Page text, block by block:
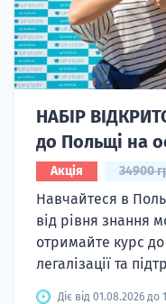
НАБІР
до Польщі на
Акція 34900
Навчайтеся в
від рівня знання
отримайте курс
легалізації та
Діє від 01.08.2026 до